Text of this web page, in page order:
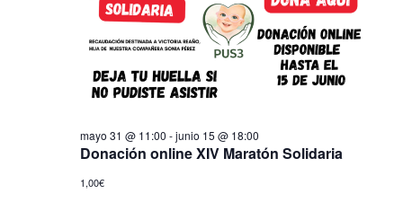
Donación online XIV Maratón Solidaria
mayo 31 @ 11:00 -junio 15 @ 18:00
1,00€